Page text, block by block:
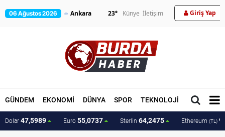
06 Ağustos 2026 23° Künye İletişim Giriş Yap
GÜNDEM EKONOMİ DÜNYA SPOR TEKNOLOJİ MAGAZİN
Dolar 47,5989 Euro 55,0737 Sterlin 64,2475 Ethereum (TL)